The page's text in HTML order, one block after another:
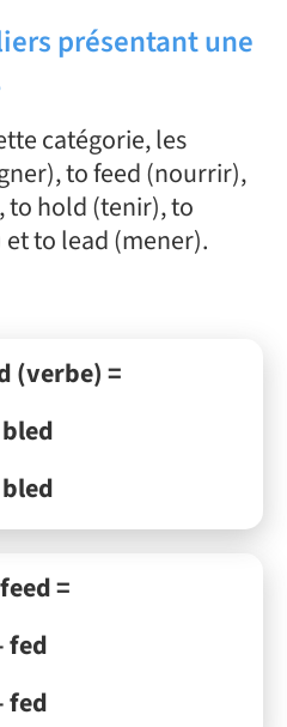
présentant une
catégorie, les
to feed (nourrir),
hold (tenir), to
to lead (mener).
(verbe) =
=
fed
fed